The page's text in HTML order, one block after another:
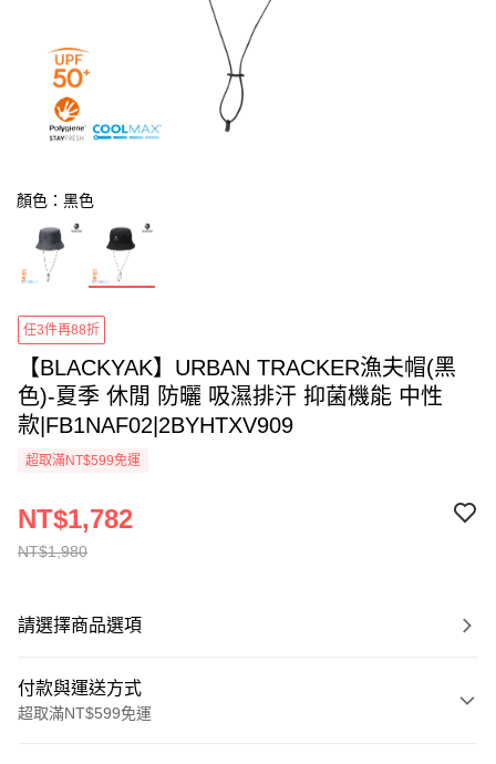
顏色：黑色
任3件再88折
【BLACKYAK】URBAN TRACKER漁夫帽(黑
色)-夏季 休閒 防曬 吸濕排汗 抑菌機能 中性
款|FB1NAF02|2BYHTXV909
超取滿NT$599免運
NT$1,980
NT$1,782
請選擇商品選項
付款與運送方式
超取滿NT$599免運